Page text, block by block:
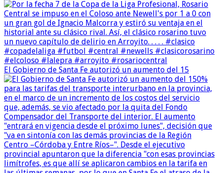
El Gobierno de Santa Fe autorizó un aumento del 15